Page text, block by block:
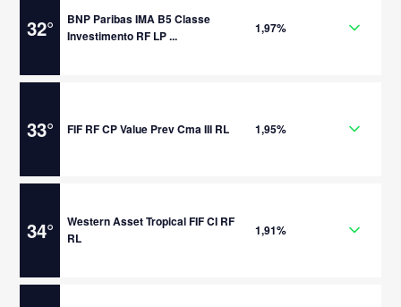
32°
BNP Paribas IMA B5 Classe
Investimento RF LP ...
1,97%
33° FIF RF CP Value Prev Cma III RL 1,95%
34°
Western Asset Tropical FIF CI RF
RL
1,91%